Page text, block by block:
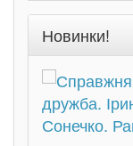
Новинки!